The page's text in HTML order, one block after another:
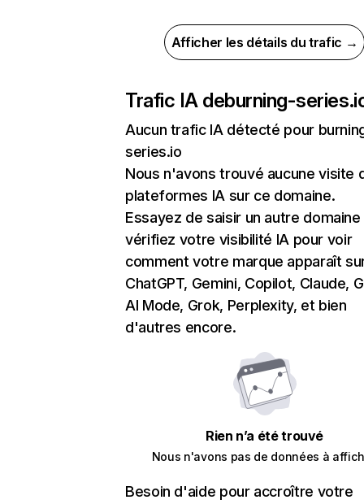
Afficher les détails du trafic →
Trafic IA deburning-
Aucun trafic IA détecté pour
series.io
Nous n'avons trouvé aucune visite
plateformes IA sur ce domaine.
Essayez de saisir un autre domaine
vérifiez votre visibilité IA pour voir
comment votre marque apparaît
ChatGPT, Gemini, Copilot, Claude,
AI Mode, Grok, Perplexity, et bien
d'autres encore.
Rien n’a été trouvé
Nous n'avons pas de données à
Besoin d'aide pour accroître votre